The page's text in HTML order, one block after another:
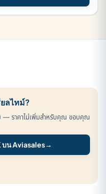
ลไทม์?
— ราคาไม่เพิ่มสำหรับคุณ ขอบคุณ
บน Aviasales→